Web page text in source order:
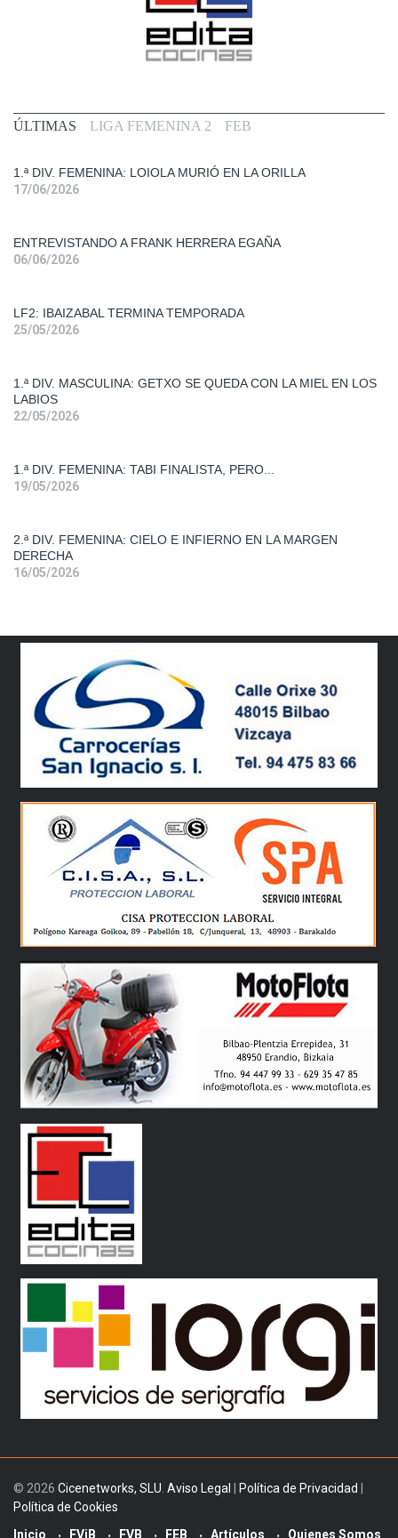
ÚLTIMAS LIGA FEMENINA 2 FEB
Div.
1.ª DIV. FEMENINA: LOIOLA MURIÓ EN LA ORILLA
17/06/2026
ENTREVISTANDO A FRANK HERRERA EGAÑA
06/06/2026
Liga
Femenina
LF2: IBAIZABAL TERMINA TEMPORADA
25/05/2026
Primera
Div.
1.ª DIV. MASCULINA: GETXO SE QUEDA CON LA MIEL EN LOS
LABIOS
22/05/2026
Primera
Div.
1.ª DIV. FEMENINA: TABI FINALISTA, PERO...
19/05/2026
Segunda
2.ª DIV. FEMENINA: CIELO E INFIERNO EN LA MARGEN
DERECHA
16/05/2026
© 2026 Cicenetworks, SLU Aviso Legal Política de Privacidad
Política de Cookies
Inicio
FViB FVB FEB Artículos Quienes Somos